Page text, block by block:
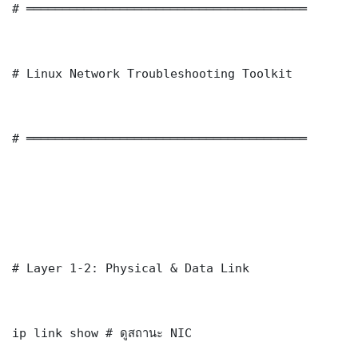
# ═══════════════════════════════════════
# Linux Network Troubleshooting Toolkit
# ═══════════════════════════════════════
# Layer 1-2: Physical & Data Link
ip link show # ดูสถานะ NIC